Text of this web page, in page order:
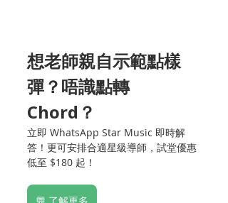
想老師親自示範點樣
彈？唔識點轉
Chord？
立即 WhatsApp Star Music 即時解
答！更可安排合適星級導師，試堂優惠
低至 $180 起！